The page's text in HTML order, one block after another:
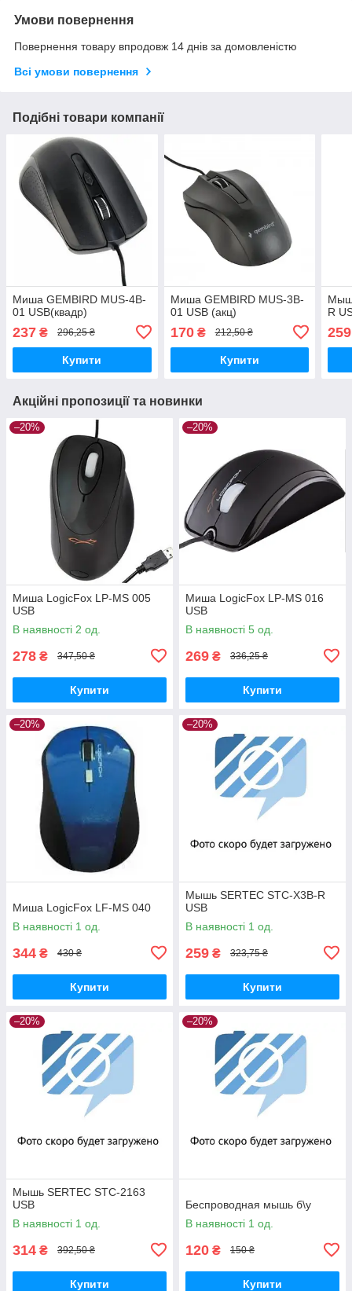
Умови повернення
Повернення товару впродовж 14 днів за домовленістю
Всі умови повернення
Подібні товари компанії
Миша GEMBIRD MUS-4B-
01 USB(квадр)
237 ₴ 296,25 ₴
Купити
Миша GEMBIRD MUS-3B-
01 USB (акц)
170₴ 212,50 ₴
Купити
R
259
Акційні пропозиції та новинки
–20%
Миша LogicFox LP-MS 005
USB
В наявності 2 од.
278 ₴ 347,50 ₴
Купити
–20%
Миша LogicFox LP-MS 016
USB
В наявності 5 од.
269 ₴ 336,25 ₴
Купити
–20%
Миша LogicFox LF-MS 040
В наявності 1 од.
344 ₴ 430 ₴
Купити
–20%
Мышь SERTEC STС-X3B-R
USB
В наявності 1 од.
259 ₴ 323,75 ₴
Купити
–20%
Мышь SERTEC STС-2163
USB
В наявності 1 од.
314 ₴ 392,50 ₴
Купити
–20%
Беспроводная мышь б\у
В наявності 1 од.
120 ₴ 150 ₴
Купити